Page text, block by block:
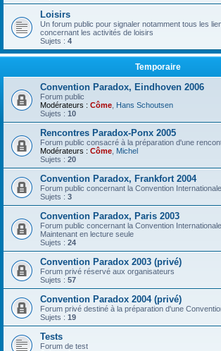
Loisirs
Un forum public pour signaler notamment tous les
concernant les activités de loisirs
Sujets : 4
Temporaire
Convention Paradox, Eindhoven 2006
Forum public
Modérateurs : Côme Hans Schoutsen
Sujets : 10
Rencontres Paradox-Ponx 2005
Forum public consacré à la préparation d'une
Modérateurs : Côme Michel
Sujets : 20
Convention Paradox, Frankfort 2004
Forum public concernant la Convention
Sujets : 3
Convention Paradox, Paris 2003
Forum public concernant la Convention
Maintenant en lecture seule
Sujets : 24
Convention Paradox 2003 (privé)
Forum privé réservé aux organisateurs
Sujets : 57
Convention Paradox 2004 (privé)
Forum privé destiné à la préparation d'une
Sujets : 19
Tests
Forum de test